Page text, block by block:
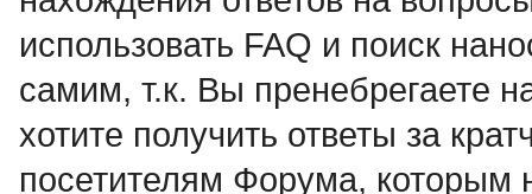
использовать FAQ и поиск
самим, т.к. Вы пренебрегаете
хотите получить ответы за
посетителям Форума, которым